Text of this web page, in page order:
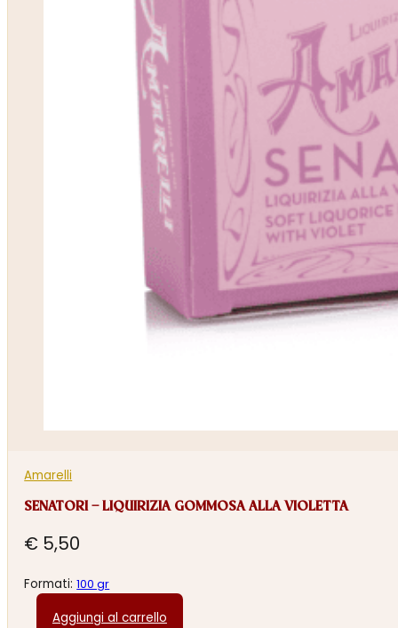
Amarelli
SENATORI – LIQUIRIZIA GOMMOSA ALLA VIOLETTA
€ 5,50
Formati:100 gr
Aggiungi al carrello